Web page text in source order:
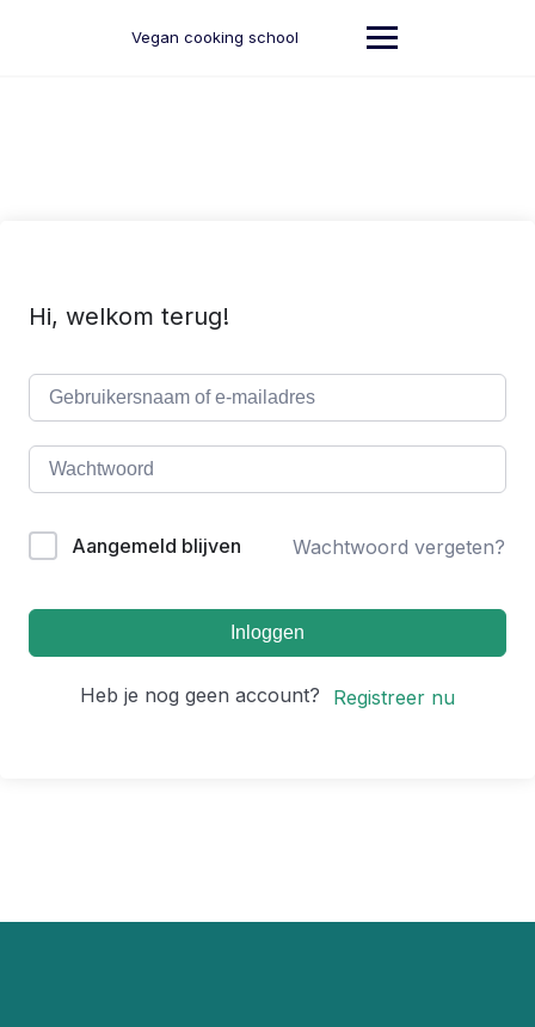
Vegan cooking school
Hi, welkom terug!
Aangemeld blijven Wachtwoord vergeten?
Inloggen
Heb je nog geen account? Registreer nu